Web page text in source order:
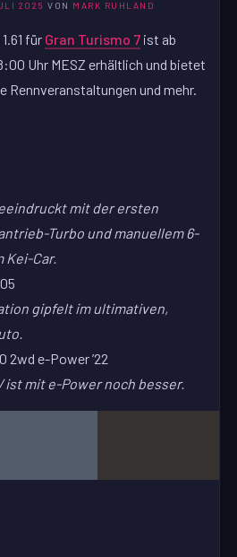
2025 VON MARK RUHLAND
für Gran Turismo 7 ist ab
Uhr MESZ erhältlich und bietet
Rennveranstaltungen und mehr.
mit der ersten
Turbo und manuellem 6-
Kei-Car.
gipfelt im ultimativen,
2wd e-Power ’22
ist mit e-Power noch besser.